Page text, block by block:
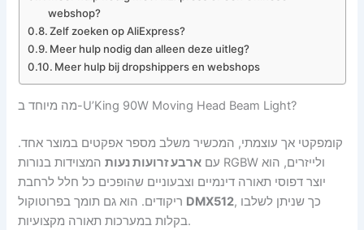
webshop?
Zelf zoeken op AliExpress?
Meer hulp nodig dan alleen deze uitleg?
Meer hulp bij dropshippers en webshops
מה מיוחד ב-U’King 90W Moving Head Beam Light?
קומפקטי אך עוצמתי, המכשיר משלב מספר אפקטים במוצר אחד.
עם ארבע זרועות נעותהמצוידות בנורות RGBW ולייזרים, הוא
יוצר דפוסי תאורה דינמיים וצבעוניים שהופכים כל חלל לרחבת
DMX512, כך שניתן לשלבו
בקלות במערכות תאורה מקצועיות.